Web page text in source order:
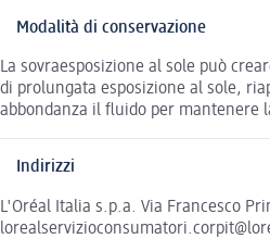
Modalità di conservazione
La sovraesposizione al sole può
di prolungata esposizione al sole,
abbondanza il fluido per mantenere
Indirizzi
L'Oréal Italia s.p.a. Via Francesco